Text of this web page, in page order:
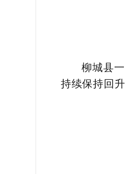
柳城县
持续保持回